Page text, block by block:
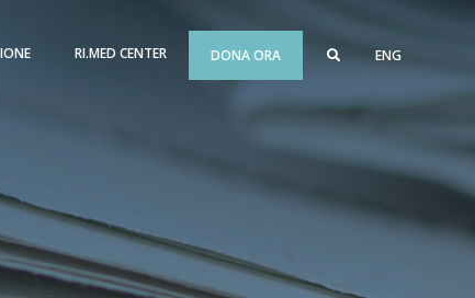
RI.MED CENTER DONA ORA ENG